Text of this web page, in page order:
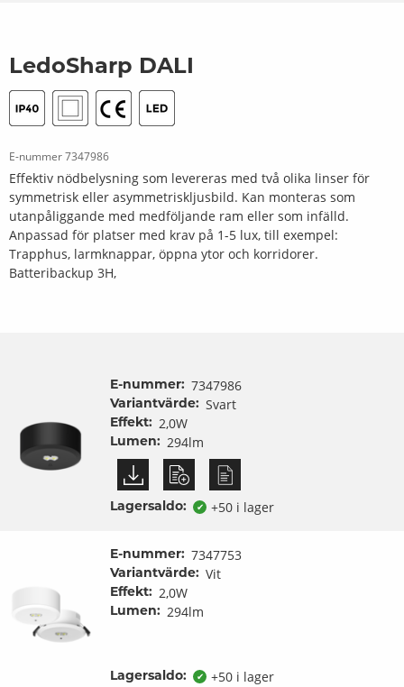
LedoSharp DALI
E-nummer7347986
Effektiv nödbelysning som levereras med två olika linser för
symmetrisk eller asymmetriskljusbild. Kan monteras som
utanpåliggande med medföljande ram eller som infälld.
Anpassad för platser med krav på 1-5 lux, till exempel:
Trapphus, larmknappar, öppna ytor och korridorer.
Batteribackup 3H,
E-nummer: 7347986
Variantvärde: Svart
Effekt: 2,0W
Lumen: 294lm
Lagersaldo: ✔ +50 i lager
E-nummer: 7347753
Variantvärde: Vit
Effekt: 2,0W
Lumen: 294lm
Lagersaldo: ✔ +50 i lager